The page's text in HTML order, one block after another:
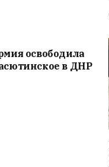
освободила
в ДНР